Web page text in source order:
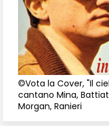
©Vota la Cover, "Il
cantano Mina,
Morgan, Ranieri